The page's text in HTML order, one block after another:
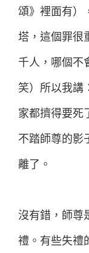
頌》裡面有）
塔，這個罪很
千人，哪個不
笑）所以我講
家都擠得要死
不踏師尊的影
離了。
沒有錯，師尊
禮。有些失禮